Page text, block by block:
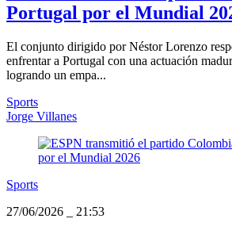
Portugal por el Mundial
El conjunto dirigido por Néstor Lorenzo
enfrentar a Portugal con una actuación
logrando un empa...
Sports
Jorge Villanes
Sports
27/06/2026
21:53